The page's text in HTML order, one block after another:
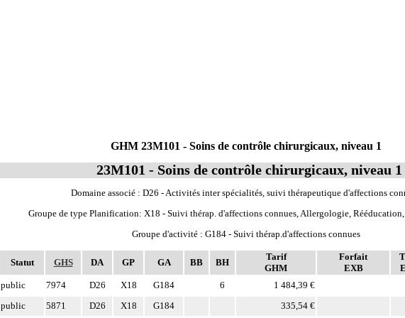
Statut GHS DA GP GA BB BH
Tarif
GHM
Forfait
EXB
public 7974 D26 X18 G184 6
1 484,39 €
public 5871 D26 X18 G184 335,54 €
GHM 23M101 - Soins de contrôle chirurgicaux, niveau 1
23M101 - Soins de contrôle chirurgicaux, niveau 1
Domaine associé : D26 - Activités inter spécialités, suivi thérapeutique d'affections
Groupe de type Planification: X18 - Suivi thérap. d'affections connues, Allergologie,
Groupe d'activité : G184 - Suivi thérap.d'affections connues